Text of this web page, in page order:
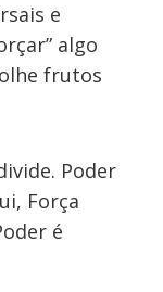
e
algo
frutos
Poder
Força
é